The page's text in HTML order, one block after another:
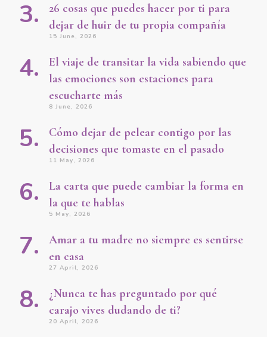
26 cosas que puedes hacer por ti para
dejar de huir de tu propia compañía
15 June, 2026
El viaje de transitar la vida sabiendo que
las emociones son estaciones para
escucharte más
8 June, 2026
Cómo dejar de pelear contigo por las
decisiones que tomaste en el pasado
11 May, 2026
La carta que puede cambiar la forma en
la que te hablas
5 May, 2026
Amar a tu madre no siempre es sentirse
en casa
27 April, 2026
¿Nunca te has preguntado por qué
carajo vives dudando de ti?
20 April, 2026